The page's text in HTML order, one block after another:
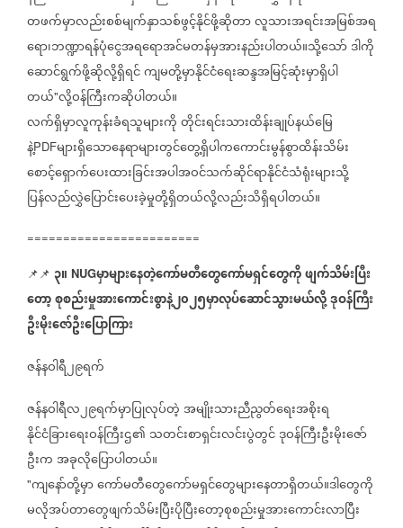
တဖက်မှာလည်းစစ်မျက်နှာသစ်ဖွင့်နိုင်ဖို့ဆိုတာလူသားအရင်းအမြစ်အရ
ရော၊ဘဏ္ဍာရန်ပုံငွေအရရောအင်မတန်မှအားနည်းပါတယ်။သို့သော်ဒါကို
ဆောင်ရွက်ဖို့ဆိုလို့ရှိရင်ကျမတို့မှာနိုင်ငံရေးဆန္ဒအမြင့်ဆုံးမှာရှိပါ
တယ်"လို့ဝန်ကြီးကဆိုပါတယ်။
လက်ရှိမှာလူကုန်းခံရသူများကိုတိုင်းရင်းသားထိန်းချုပ်နယ်မြေ
နဲ့PDFများရှိသောနေရာများတွင်တွေ့ရှိပါကကောင်းမွန်စွာထိန်းသိမ်း
စောင့်ရှောက်ပေးထားခြင်းအပါအဝင်သက်ဆိုင်ရာနိုင်ငံသံရုံးများသို့
ပြန်လည်လွှဲပြောင်းပေးခဲ့မှုတို့ရှိတယ်လို့လည်းသိရှိရပါတယ်။
========================
📌📌 ၃။ NUGမှာများနေတဲ့ကော်မတီတွေကော်မရှင်တွေကိုဖျက်သိမ်းပြီး
တော့စုစည်းမှုအားကောင်းစွာနဲ့၂၀၂၅မှာလုပ်ဆောင်သွားမယ်လို့ဒုဝန်ကြီး
ဦးမိုးဇော်ဦးပြောကြား
ဇန်နဝါရီ၂၉ရက်
ဇန်နဝါရီလ၂၉ရက်မှာပြုလုပ်တဲ့အမျိုးသားညီညွတ်ရေးအစိုးရ
နိုင်ငံခြားရေးဝန်ကြီးဌ၏ သတင်းစာရှင်းလင်းပွဲတွင်ဒုဝန်ကြီးဦးမိုးဇော်
ဦးကအခုလိုပြောပါတယ်။
"ကျနော်တို့မှာကော်မတီတွေကော်မရှင်တွေများနေတာရှိတယ်။ဒါတွေကို
မလိုအပ်တာတွေဖျက်သိမ်းပြီးပိုပြီးတော့စုစည်းမှုအားကောင်းလာပြီး